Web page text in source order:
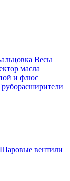
Весы
масла
и флюс
Шаровые вентили